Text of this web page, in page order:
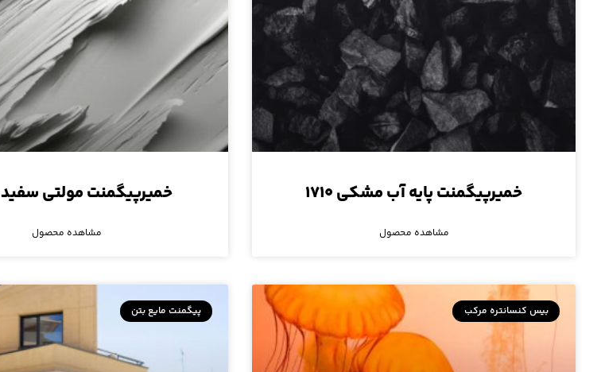
خمیرپیگمنت پایه آب مشکی ۱۷۱۰
مشاهده محصول
خمیرپیگمنت مولتی سفید ۸۶۰۰
مشاهده محصول
بیس کنسانتره مرکب پیگمنت مایع بتن